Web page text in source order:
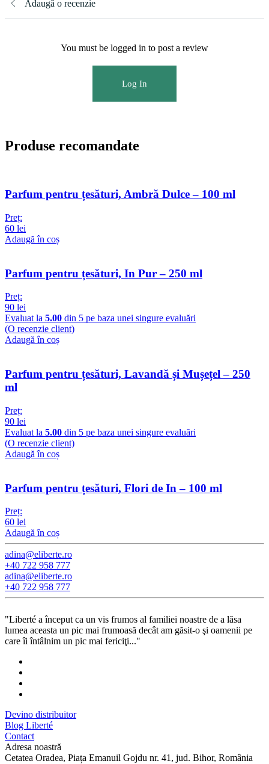
Adaugă o recenzie
You must be logged in to post a review
Log In
Produse recomandate
Parfum pentru țesături, Ambră Dulce – 100 ml
Preț:
60 lei
Adaugă în coș
Parfum pentru țesături, In Pur – 250 ml
Preț:
90 lei
Evaluat la 5.00 din 5 pe baza unei singure evaluări
(O recenzie client)
Adaugă în coș
Parfum pentru țesături, Lavandă și Mușețel – 250
ml
Preț:
90 lei
Evaluat la 5.00 din 5 pe baza unei singure evaluări
(O recenzie client)
Adaugă în coș
Parfum pentru țesături, Flori de In – 100 ml
Preț:
60 lei
Adaugă în coș
adina@eliberte.ro
+40 722 958 777
adina@­eliberte.ro
+40 722 958 777
"Liberté a început ca un vis frumos al familiei noastre de a lăsa
lumea aceasta un pic mai frumoasă decât am găsit-o şi oamenii pe
care îi întâlnim un pic mai fericiţi..."
Devino distribuitor
Blog Liberté
Contact
Adresa noastră
Cetatea Oradea, Piața Emanuil Gojdu nr. 41, jud. Bihor, România